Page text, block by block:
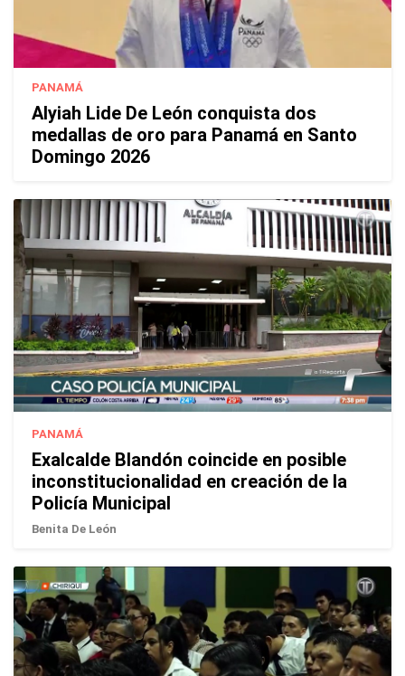
PANAMÁ
Alyiah Lide De León conquista dos
medallas de oro para Panamá en Santo
Domingo 2026
PANAMÁ
Exalcalde Blandón coincide en posible
inconstitucionalidad en creación de la
Policía Municipal
Benita De León